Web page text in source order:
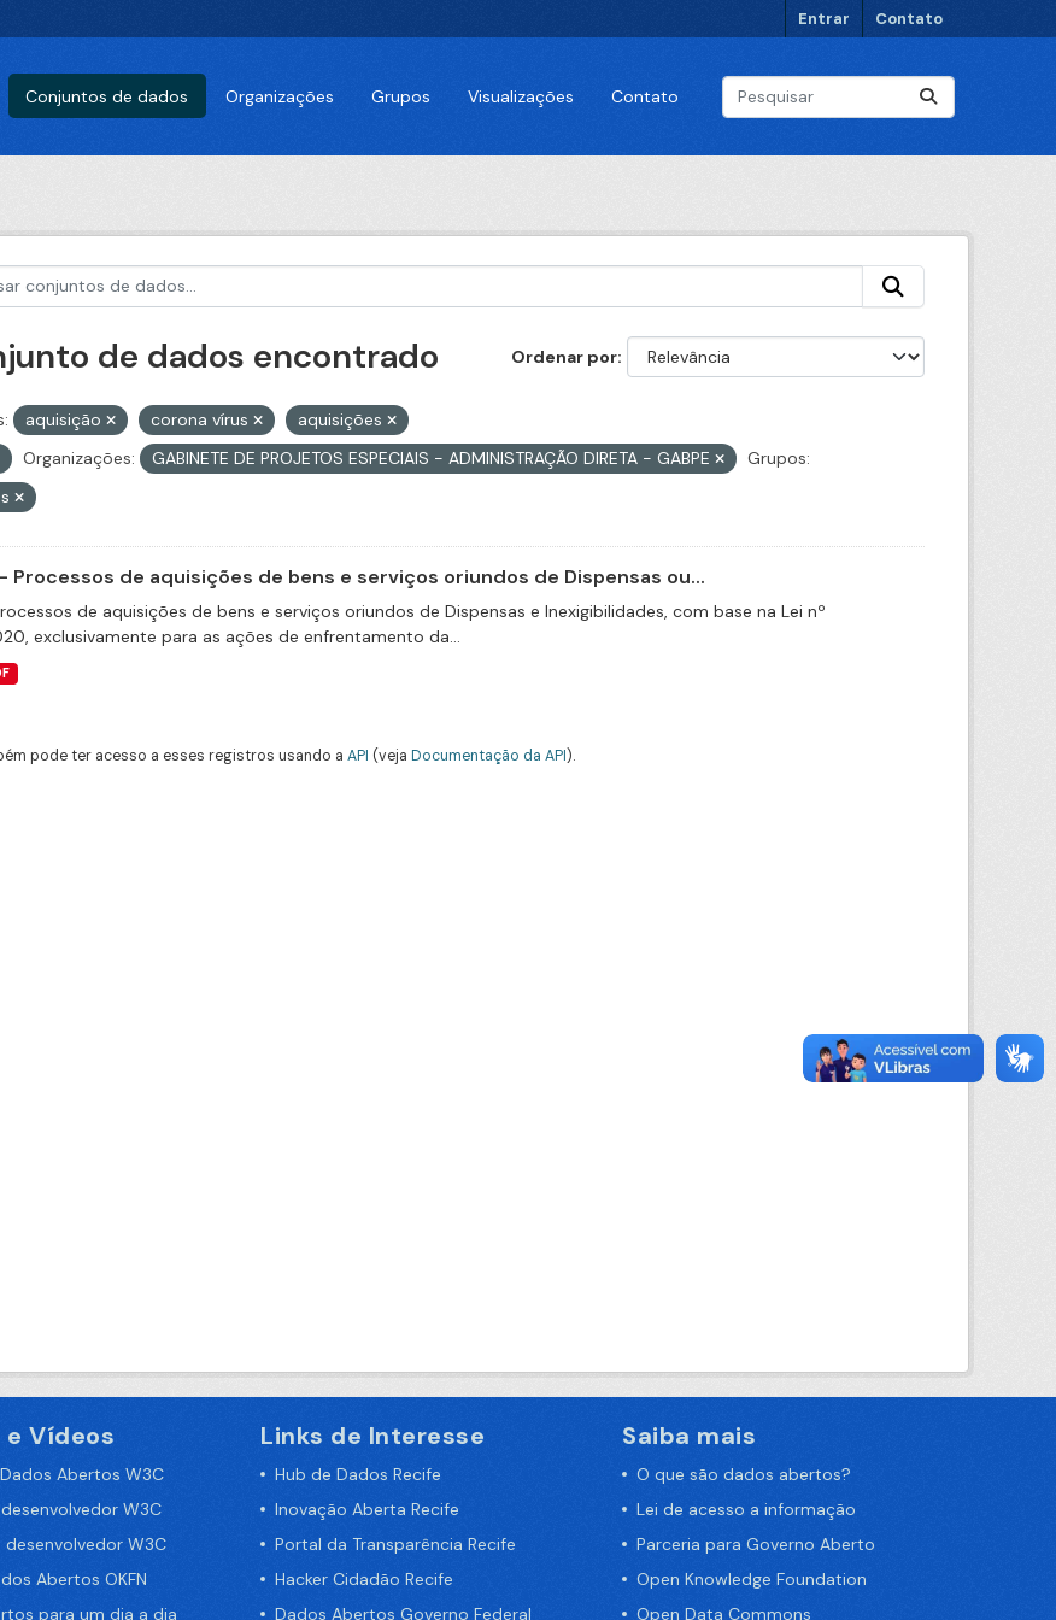
Entrar Contato
Conjuntos de dados Organizações Grupos Visualizações Contato
Ordenar por
de dados encontrado
aquisição corona vírus
aquisições
Organizações: GABINETE DE PROJETOS ESPECIAIS - ADMINISTRAÇÃO DIRETA - GABPE
Grupos:
- Processos de aquisições de bens e serviços oriundos de Dispensas ou...
de aquisições de bens e serviços oriundos de Dispensas e Inexigibilidades, com base na Lei nº
exclusivamente para as ações de enfrentamento da...
pode ter acesso a esses registros usando a API (veja Documentação da API).
e Vídeos
Abertos W3C
W3C
W3C
Abertos OKFN
para um dia a dia
Links de Interesse
Hub de Dados Recife
Inovação Aberta Recife
Portal da Transparência Recife
Hacker Cidadão Recife
Dados Abertos Governo Federal
Saiba mais
O que são dados abertos?
Lei de acesso a informação
Parceria para Governo Aberto
Open Knowledge Foundation
Open Data Commons